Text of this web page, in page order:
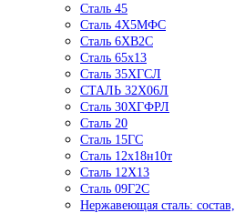
Сталь 45
Сталь 4Х5МФС
Сталь 6ХВ2С
Сталь 65х13
Сталь 35ХГСЛ
СТАЛЬ 32Х06Л
Сталь 30ХГФРЛ
Сталь 20
Сталь 15ГС
Сталь 12х18н10т
Сталь 12Х13
Сталь 09Г2С
Нержавеющая сталь: состав,